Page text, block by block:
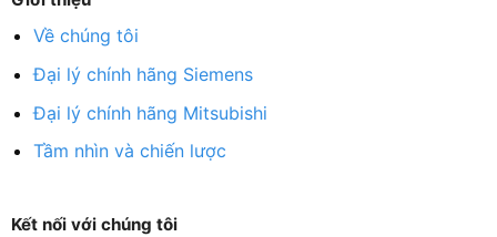
Về chúng tôi
Đại lý chính hãng Siemens
Đại lý chính hãng Mitsubishi
Tầm nhìn và chiến lược
Kết nối với chúng tôi